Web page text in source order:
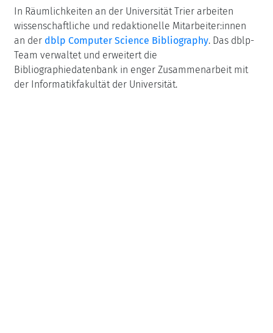
In Räumlichkeiten an der Universität Trier arbeiten
wissenschaftliche und redaktionelle Mitarbeiter:innen
an der dblp Computer Science Bibliography. Das dblp-
Team verwaltet und erweitert die
Bibliographiedatenbank in enger Zusammenarbeit mit
der Informatikfakultät der Universität.